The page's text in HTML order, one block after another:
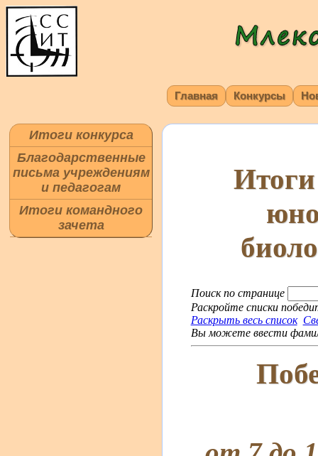
Главная Конкурсы
Итоги конкурса
Благодарственные
письма учреждениям
и педагогам
Итоги командного
зачета
Итоги
Поиск по странице
Раскройте списки
Раскрыть весь список
Вы можете ввести